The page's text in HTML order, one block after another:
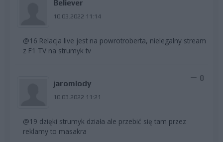
Believer
10.03.2022 11:14
@16 Relacja live jest na powrotroberta, nielegalny stream
z F1 TV na strumyk tv
jaromlody
10.03.2022 11:21
0
@19 dzięki strumyk działa ale przebić się tam przez
reklamy to masakra